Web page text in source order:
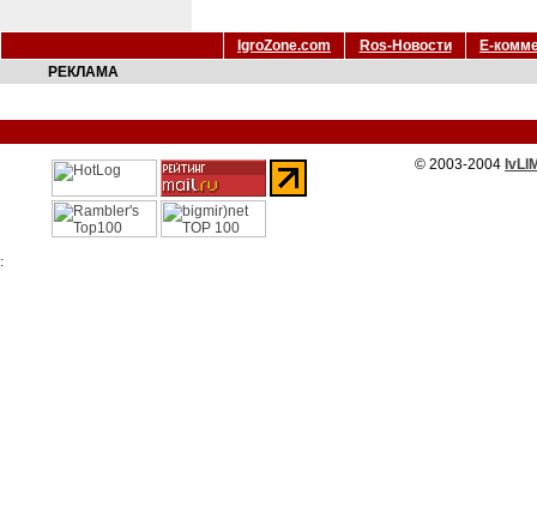
IgroZone.com Ros-Новости
Е-
РЕКЛАМА
© 2003-2004
: